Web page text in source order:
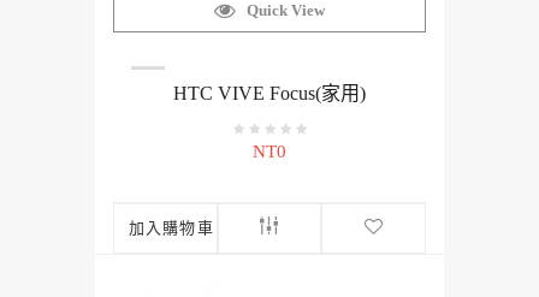
Quick View
HTC VIVE Focus(家用)
NT0
加入購物車